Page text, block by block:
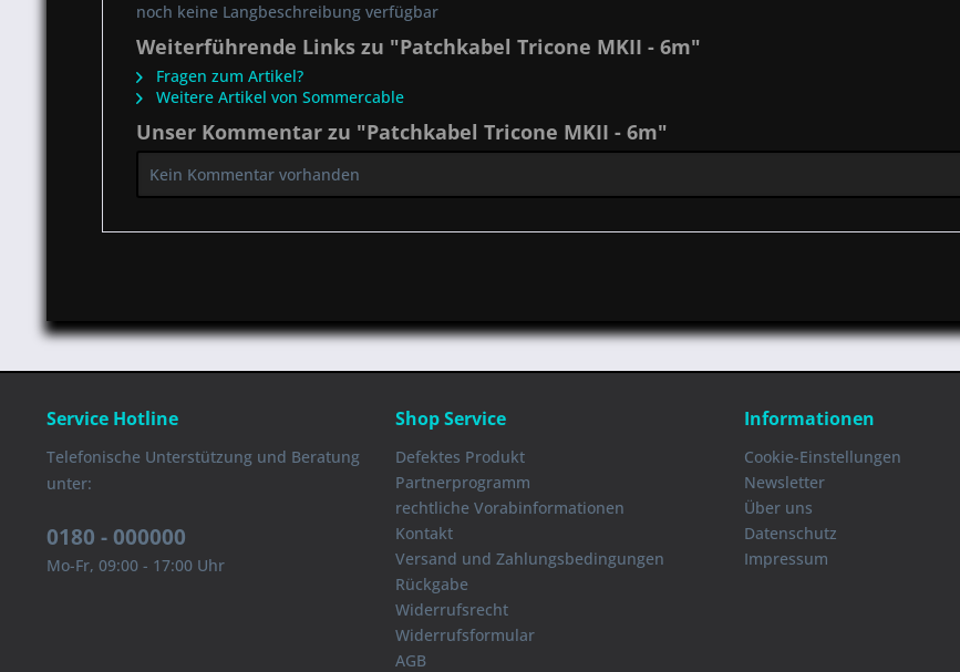
noch keine Langbeschreibung verfügbar
Weiterführende Links zu "Patchkabel Tricone MKII - 6m"
Fragen zum Artikel?
Weitere Artikel von Sommercable
Unser Kommentar zu "Patchkabel Tricone MKII - 6m"
Kein Kommentar vorhanden
Service Hotline
Telefonische Unterstützung und Beratung
unter:
0180 - 000000
Mo-Fr, 09:00 - 17:00 Uhr
Shop Service
Defektes Produkt
Partnerprogramm
rechtliche Vorabinformationen
Kontakt
Versand und Zahlungsbedingungen
Rückgabe
Widerrufsrecht
Widerrufsformular
AGB
Informationen
Cookie-Einstellungen
Newsletter
Über uns
Datenschutz
Impressum